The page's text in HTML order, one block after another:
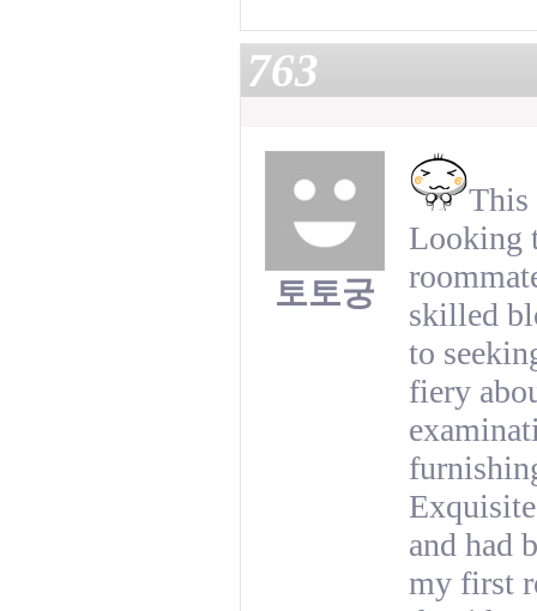
763
토토궁
This
Looking
skilled
to
fiery
and had
my first